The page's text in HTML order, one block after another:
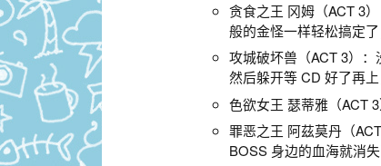
贪食之王 冈姆（ACT 3
般的金怪一样轻松搞定
攻城破坏兽（ACT 3）：
然后躲开等 CD 好了再
色欲女王 瑟蒂雅（ACT
罪恶之王 阿茲莫丹（
BOSS 身边的血海就消